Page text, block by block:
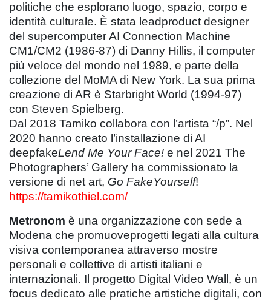
politiche che esplorano luogo, spazio, corpo e
identità culturale. È stata leadproduct designer
del supercomputer AI Connection Machine
CM1/CM2 (1986-87) di Danny Hillis, il computer
più veloce del mondo nel 1989, e parte della
collezione del MoMA di New York. La sua prima
creazione di AR è Starbright World (1994-97)
con Steven Spielberg.
Dal 2018 Tamiko collabora con l’artista “/p”. Nel
2020 hanno creato l’installazione di AI
deepfakeLend Me Your Face! e nel 2021 The
Photographers’ Gallery ha commissionato la
versione di net art, Go FakeYourself!
https://tamikothiel.com/
Metronom è una organizzazione con sede a
Modena che promuoveprogetti legati alla cultura
visiva contemporanea attraverso mostre
personali e collettive di artisti italiani e
internazionali. Il progetto Digital Video Wall, è un
focus dedicato alle pratiche artistiche digitali, con